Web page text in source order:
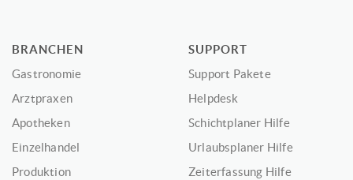
BRANCHEN
Gastronomie
Arztpraxen
Apotheken
Einzelhandel
Produktion
SUPPORT
Support Pakete
Helpdesk
Schichtplaner Hilfe
Urlaubsplaner Hilfe
Zeiterfassung Hilfe